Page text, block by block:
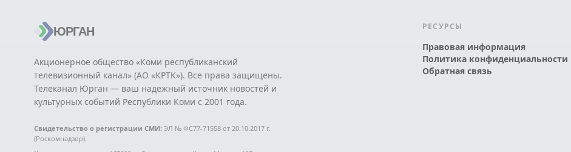
ЮРГАН
Акционерное общество «Коми республиканский
телевизионный канал» (АО «КРТК»). Все права защищены.
Телеканал Юрган — ваш надежный источник новостей и
культурных событий Республики Коми с 2001 года.
Свидетельство о регистрации СМИ: ЭЛ № ФС77-71558 от 20.10.2017 г.
(Роскомнадзор).
РЕСУРСЫ
Правовая информация
Политика конфиденциальности
Обратная связь